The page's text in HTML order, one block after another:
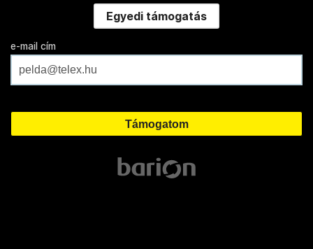
Egyedi támogatás
e-mail cím